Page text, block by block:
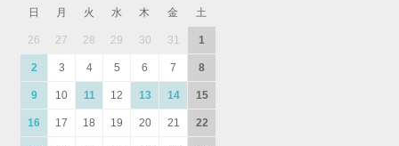
日
月 火 水 木 金 土
26 27 28 29 30 31 1
2 3 4 5 6 7 8
9 10 11 12 13 14 15
16 17 18 19 20 21 22